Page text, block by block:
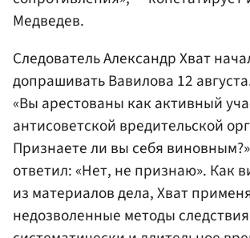
Медведев.
Следователь Александр Хват
допрашивать Вавилова 12
«Вы арестованы как активный
антисоветской вредительской
Признаете ли вы себя
ответил: «Нет, не признаю». Как
из материалов дела, Хват
недозволенные методы